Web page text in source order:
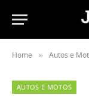
Home » Autos e
AUTOS E MOTOS